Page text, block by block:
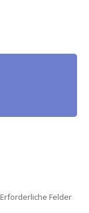
Erforderliche Felder